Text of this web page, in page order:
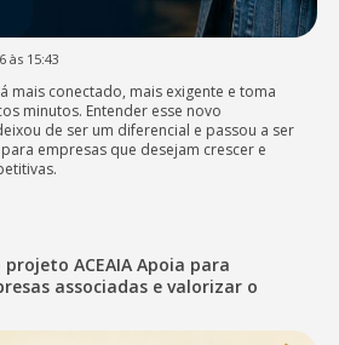
às 15:43
mais conectado, mais exigente e toma
minutos. Entender esse novo
de ser um diferencial e passou a ser
empresas que desejam crescer e
projeto ACEAIA Apoia para
associadas e valorizar o